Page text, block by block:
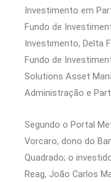
Investimento em
Fundo de
Investimento, Delta
Fundo de
Solutions Asset
Administração e
Segundo o Portal
Vorcaro, dono do
Quadrado; o
Reag, João Carlos